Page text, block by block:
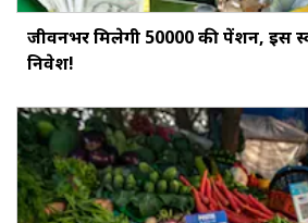
जीवनभर मिलेगी ₹50000 की पेंशन, इस
निवेश!